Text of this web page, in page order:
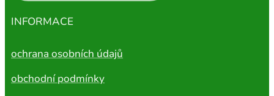
INFORMACE
ochrana osobních údajů
obchodní podmínky